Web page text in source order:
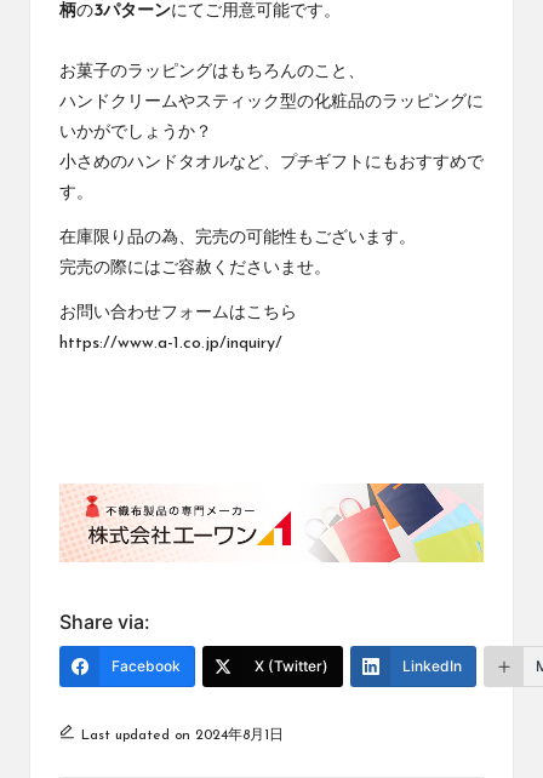
柄の3パターンにてご用意可能です。
お菓子のラッピングはもちろんのこと、
ハンドクリームやスティック型の化粧品のラッピングに
いかがでしょうか？
小さめのハンドタオルなど、プチギフトにもおすすめで
す。
在庫限り品の為、完売の可能性もございます。
完売の際にはご容赦くださいませ。
お問い合わせフォームはこちら
https://www.a-1.co.jp/inquiry/
Share via:
Facebook X (Twitter) LinkedIn
Last updated on 2024年8月1日